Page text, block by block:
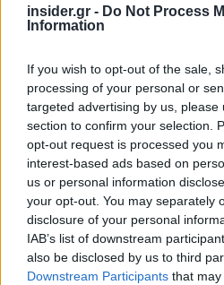
insider.gr - Do Not Process
Information
If you wish to opt-out of the sale,
processing of your personal or
targeted advertising by us, please
section to confirm your selection.
opt-out request is processed you
interest-based ads based on
us or personal information
your opt-out. You may separately
disclosure of your personal
IAB’s list of downstream
also be disclosed by us to third
Downstream Participants that